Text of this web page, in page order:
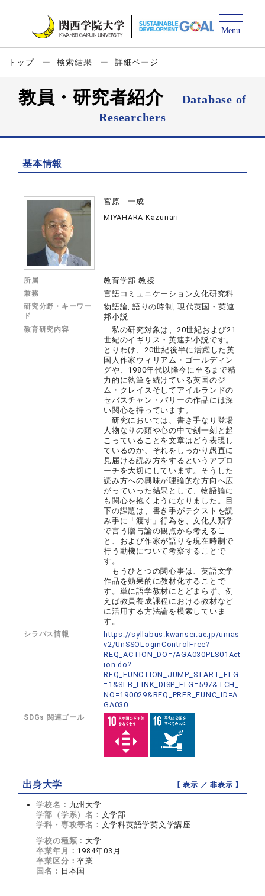
トップ 検索結果 詳細ページ
教員・研究者紹介
Database of
Researchers
基本情報
宮原 一成
MIYAHARA Kazunari
所属 教育学部 教授
兼務 言語コミュニケーション文化研究科
研究分野・キーワー
ド
物語論, 語りの時制, 現代英国・英連
邦小説
教育研究内容
私の研究対象は、20世紀および21
世紀のイギリス・英連邦小説です。
とりわけ、20世紀後半に活躍した英
国人作家ウィリアム・ゴールディン
グや、1980年代以降今に至るまで精
力的に執筆を続けている英国のジ
ム・クレイスそしてアイルランドの
セバスチャン・バリーの作品には深
い関心を持っています。
研究においては、書き手なり登場
人物なりの頭や心の中で刻一刻と起
こっていることを文章はどう表現し
ているのか、それをしっかり愚直に
見届ける読み方をするというアプロ
ーチを大切にしています。そうした
読み方への興味が理論的な方向へ広
がっていった結果として、物語論に
も関心を抱くようになりました。目
下の課題は、書き手がテクストを読
み手に「渡す」行為を、文化人類学
で言う贈与論の観点から考えるこ
と、および作家が語りを現在時制で
行う動機について考察することで
す。
もうひとつの関心事は、英語文学
作品を効果的に教材化することで
す。単に語学教材にとどまらず、例
えば教員養成課程における教材など
に活用する方法論を模索していま
す。
シラバス情報
https://syllabus.kwansei.ac.jp/unias
v2/UnSSOLoginControlFree?
REQ_ACTION_DO=/AGA030PLS01Act
ion.do?
REQ_FUNCTION_JUMP_START_FLG
=1&SLB_LINK_DISP_FLG=597&TCH_
NO=190029&REQ_PRFR_FUNC_ID=A
GA030
SDGs 関連ゴール
出身大学 【 表示 ／非表示 】
学校名： 九州大学
学部（学系）名： 文学部
学科・専攻等名： 文学科英語学英文学講座
学校の種類： 大学
卒業年月： 1984年03月
卒業区分：卒業
国名： 日本国